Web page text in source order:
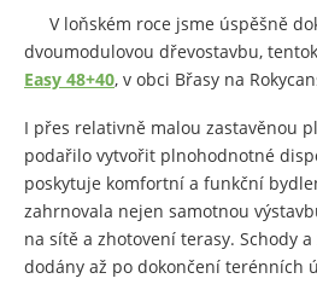
V loňském roce jsme úspěšně
dvoumodulovou dřevostavbu,
Easy 48+40, v obci Břasy na
I přes relativně malou zastavěnou
podařilo vytvořit plnohodnotné
poskytuje komfortní a funkční
zahrnovala nejen samotnou
na sítě a zhotovení terasy. Schody
dodány až po dokončení terénních